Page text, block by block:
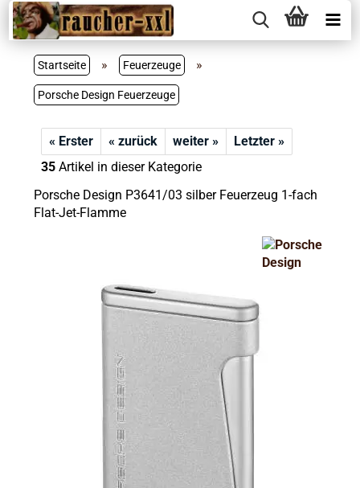
Startseite » Feuerzeuge »
Porsche Design Feuerzeuge
« Erster « zurück weiter »
Letzter »
35Artikel in dieser Kategorie
Porsche Design P3641/03 silber Feuerzeug 1-fach
Flat-Jet-Flamme